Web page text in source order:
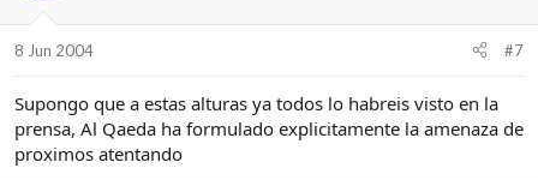
8 Jun 2004 #7
Supongo que a estas alturas ya todos lo habreis visto en la
prensa, Al Qaeda ha formulado explicitamente la amenaza de
proximos atentando